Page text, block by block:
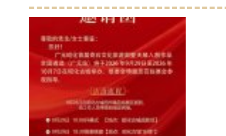
青海 、 四川 、
、 内蒙古 、 山
河南 及 山东 9个
） ，最后...